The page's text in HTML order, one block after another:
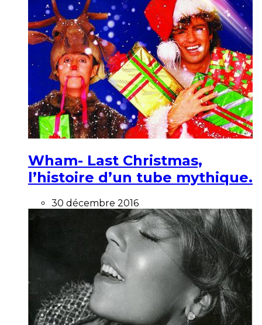
Wham- Last Christmas,
l’histoire d’un tube mythique.
30 décembre 2016